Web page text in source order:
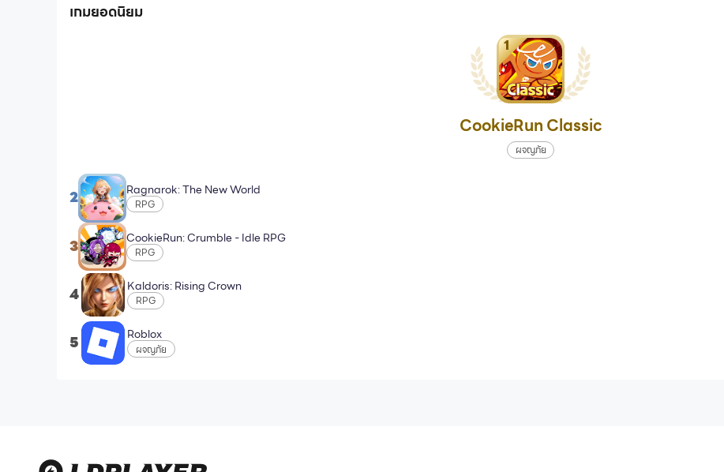
เกมยอดนิยม
1
CookieRun Classic
ผจญภัย
2 Ragnarok: The New World
RPG
3 CookieRun: Crumble - Idle RPG
RPG
4 Kaldoris: Rising Crown
RPG
5 Roblox
ผจญภัย